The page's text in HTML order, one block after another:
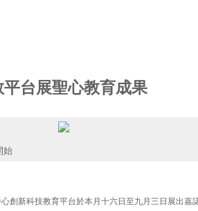
平台展聖心教育成果
始
創新科技教育平台於本月十六日至九月三日展出嘉